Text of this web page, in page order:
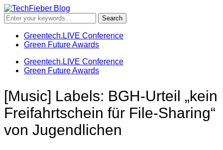
Greentech.LIVE Conference
Green Future Awards
Greentech.LIVE Conference
Green Future Awards
[Music] Labels: BGH-Urteil „kein
Freifahrtschein für File-Sharing“
von Jugendlichen